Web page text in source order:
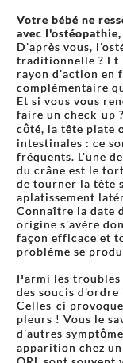
Votre bébé ne
avec
D'après vous,
traditionnelle ? Et
rayon d'action en
complémentaire
Et si vous vous
faire un check-up
côté, la tête plate
intestinales : ce
fréquents. L'une
du crâne est le
de tourner la tête
aplatissement
Connaître la date
origine s'avère
façon efficace et
problème se
Parmi les
des soucis
Celles-ci
pleurs ! Vous le
d'autres
apparition chez